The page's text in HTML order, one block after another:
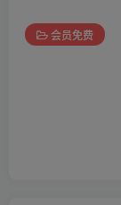
会员免费